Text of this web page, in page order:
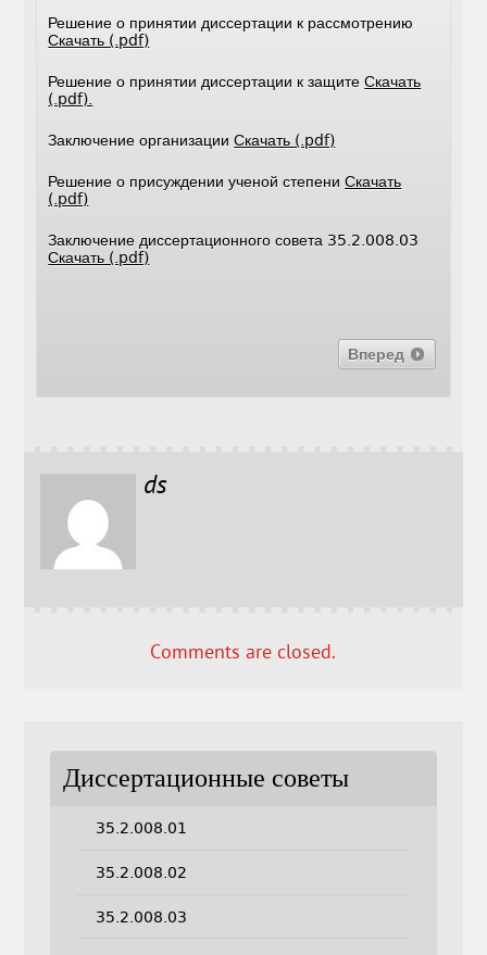
Решение о принятии диссертации к рассмотрению
Скачать (.pdf)
Решение о принятии диссертации к защитеСкачать
(.pdf).
Заключение организацииСкачать (.pdf)
Решение о присуждении ученой степениСкачать
(.pdf)
Заключение диссертационного совета 35.2.008.03
Скачать (.pdf)
Вперед
ds
Comments are closed.
Диссертационные советы
35.2.008.01
35.2.008.02
35.2.008.03